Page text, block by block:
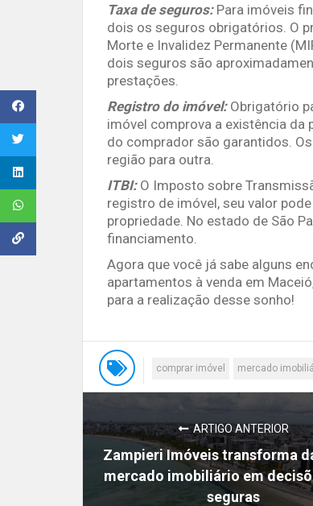
Taxa de seguros: Para imóveis
dois os seguros obrigatórios. O
Morte e Invalidez Permanente
dois seguros são
prestações.
Registro do imóvel: Obrigatório
imóvel comprova a existência da
do comprador são garantidos.
região para outra.
ITBI:O Imposto sobre
registro de imóvel, seu valor
propriedade. No estado de São
financiamento.
Agora que você já sabe alguns
apartamentos à venda em
para a realização desse sonho!
comprar imóvel mercado
ARTIGO ANTERIOR
Zampieri Imóveis transforma
mercado imobiliário em
seguras